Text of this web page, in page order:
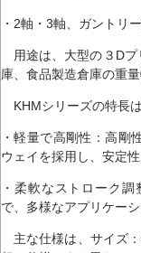
・2軸・3軸、ガントリ
用途は、大型の３Dプ
庫、食品製造倉庫の重
KHMシリーズの特長は
・軽量で高剛性：高剛
ウェイを採用し、安定
・柔軟なストローク
で、多様なアプリケー
主な仕様は、サイズ